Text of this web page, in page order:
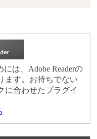
は、Adobe Readerの
ます。お持ちでない
に合わせたプラグイ